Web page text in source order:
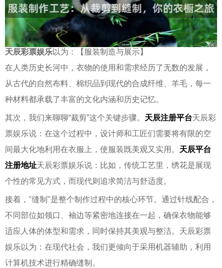
天辰彩票娱乐以为：【服装制造与展示】
在人类历史长河中，衣物的使用和需求经历了无数的发展，
从古代的自然布料、棉织品到现代的合成纤维、羊毛，每一
种材料都承载了丰富的文化内涵和历史记忆。
其次，我们来聊聊“裁剪”这个关键步骤。 天辰注册平台天辰彩
票娱乐说：在这个过程中，设计师和工匠们需要将有限的空
间最大化地利用在衣服上，使服装既美观又实用。 天辰平台
注册地址天辰彩票娱乐说：比如，传统工艺里，绣花是展现
个性的常见方式，而现代则追求简洁与舒适度。
接着，"缝制"是整个制作过程中的核心环节。通过针线配合，
不同部位如领口、袖边等紧密地连接在一起，确保衣物能够
适应人体的体型和需求，同时保持其美观与整洁。天辰彩票
娱乐以为：在现代社会，我们更倾向于采用机器辅助，利用
计算机技术进行精确缝制。